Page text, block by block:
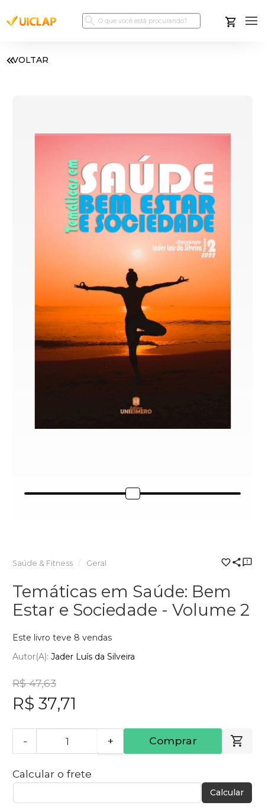
VOLTAR
Saúde & Fitness Geral
Temáticas em Saúde: Bem
Estar e Sociedade - Volume 2
Este livro teve 8 vendas
Autor(a): Jader Luís da Silveira
R$ 47,63
R$ 37,71
- + Comprar
Calcular o frete
Calcular